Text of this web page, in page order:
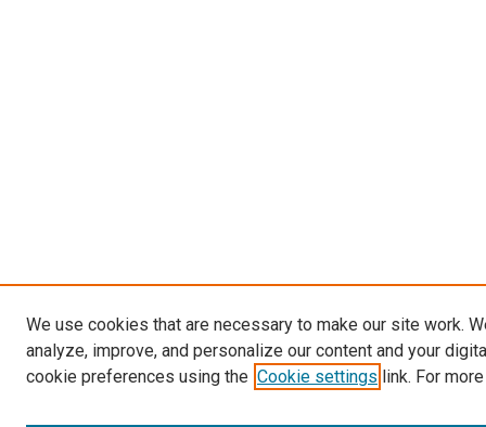
We use cookies that are necessary to make our site work.
analyze, improve, and personalize our content and your
cookie preferences using the Cookie settings link. For